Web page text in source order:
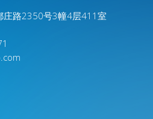
庄路2350号3幢4层411室